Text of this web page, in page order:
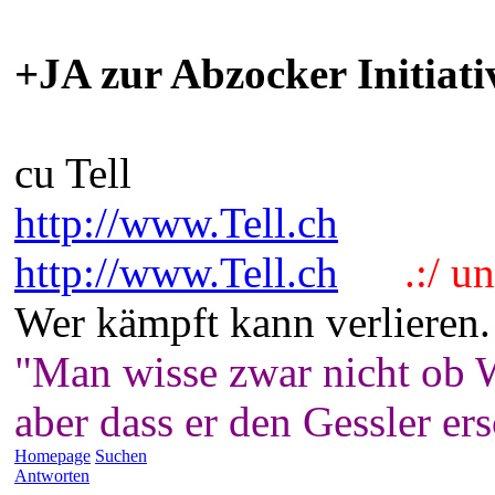
+JA zur Abzocker
cu Tell
http://www.Tell.ch
http://www.Tell.ch
.:/
Wer kämpft kann
"Man wisse zwar nicht ob
aber dass er den Gessler
Homepage Suchen
Antworten